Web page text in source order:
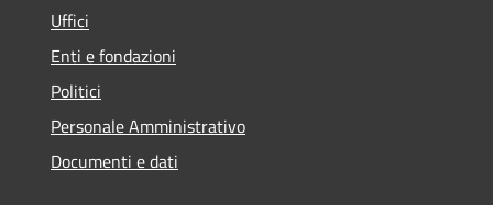
Uffici
Enti e fondazioni
Politici
Personale Amministrativo
Documenti e dati